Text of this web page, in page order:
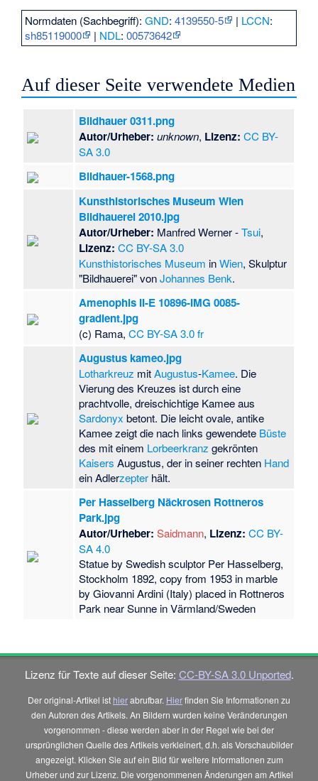
Normdaten (Sachbegriff):GND:4139550-5 | LCCN:
sh85119000
| NDL:00573642
Auf dieser Seite verwendete Medien
Bildhauer 0311.png
Autor/Urheber: unknown, Lizenz: CC BY-
SA 3.0
Bildhauer-1568.png
Kunsthistorisches Museum Wien
Bildhauerei 2010.jpg
Autor/Urheber: Manfred Werner -Tsui,
Lizenz: CC BY-SA 3.0
Kunsthistorisches Museum inWien, Skulptur
"Bildhauerei" vonJohannes Benk.
Amenophis II-E 10896-IMG 0085-
gradient.jpg
(c) Rama,CC BY-SA 3.0 fr
Augustus kameo.jpg
Lotharkreuz mitAugustus-Kamee. Die
Vierung des Kreuzes ist durch eine
prachtvolle, dreischichtige Kamee aus
Sardonyx betont. Die leicht ovale, antike
Kamee zeigt die nach links gewendete Büste
des mit einem Lorbeerkranz gekrönten
Kaisers Augustus, der in seiner rechten Hand
ein Adlerzepter hält.
Per Hasselberg Näckrosen Rottneros
Park.jpg
Autor/Urheber: Saidmann, Lizenz: CC BY-
SA 4.0
Statue by Swedish sculptor Per Hasselberg,
Stockholm 1892, copy from 1953 in marble
by Giovanni Ardini (Italy) placed in Rottneros
Park near Sunne in Värmland/Sweden
Lizenz für Texte auf dieser Seite: CC-BY-SA 3.0 Unported.
Der original-Artikel ist hierabrufbar. Hierfinden Sie Informationen zu
den Autoren des Artikels. An Bildern wurden keine Veränderungen
vorgenommen - diese werden aber in der Regel wie bei der
ursprünglichen Quelle des Artikels verkleinert, d.h. als Vorschaubilder
angezeigt. Klicken Sie auf ein Bild für weitere Informationen zum
Urheber und zur Lizenz. Die vorgenommenen Änderungen am Artikel